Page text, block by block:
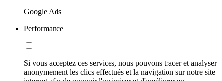
Google Ads
Performance
Si vous acceptez ces services, nous pouvons tracer et analyser
anonymement les clics effectués et la navigation sur notre site